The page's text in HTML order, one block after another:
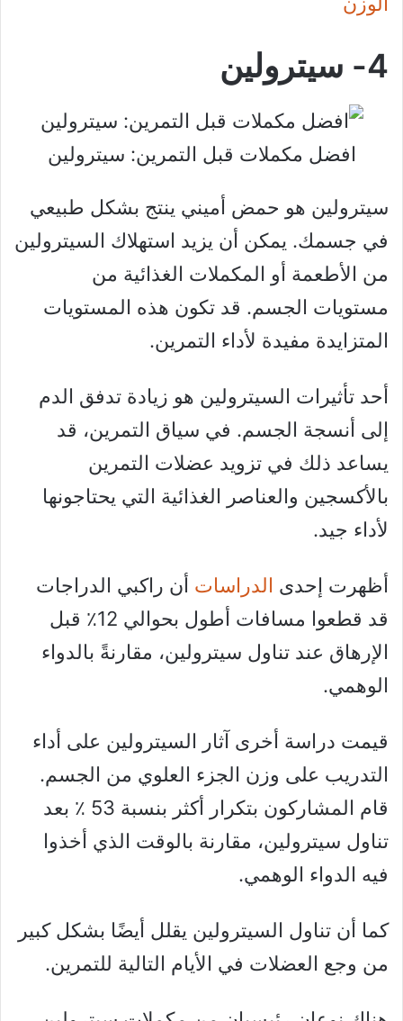
4- سيترولين
افضل مكملات قبل التمرين: سيترولين
سيترولين هو حمض أميني ينتج بشكل طبيعي
في جسمك. يمكن أن يزيد استهلاك السيترولين
من الأطعمة أو المكملات الغذائية من
مستويات الجسم. قد تكون هذه المستويات
المتزايدة مفيدة لأداء التمرين.
أحد تأثيرات السيترولين هو زيادة تدفق الدم
إلى أنسجة الجسم. في سياق التمرين، قد
يساعد ذلك في تزويد عضلات التمرين
بالأكسجين والعناصر الغذائية التي يحتاجونها
لأداء جيد.
أظهرت إحدى الدراسات أن راكبي الدراجات
قد قطعوا مسافات أطول بحوالي 12٪ قبل
الإرهاق عند تناول سيترولين، مقارنةً بالدواء
الوهمي.
قيمت دراسة أخرى آثار السيترولين على أداء
التدريب على وزن الجزء العلوي من الجسم.
قام المشاركون بتكرار أكثر بنسبة 53 ٪ بعد
تناول سيترولين، مقارنة بالوقت الذي أخذوا
فيه الدواء الوهمي.
كما أن تناول السيترولين يقلل أيضًا بشكل كبير
من وجع العضلات في الأيام التالية للتمرين.